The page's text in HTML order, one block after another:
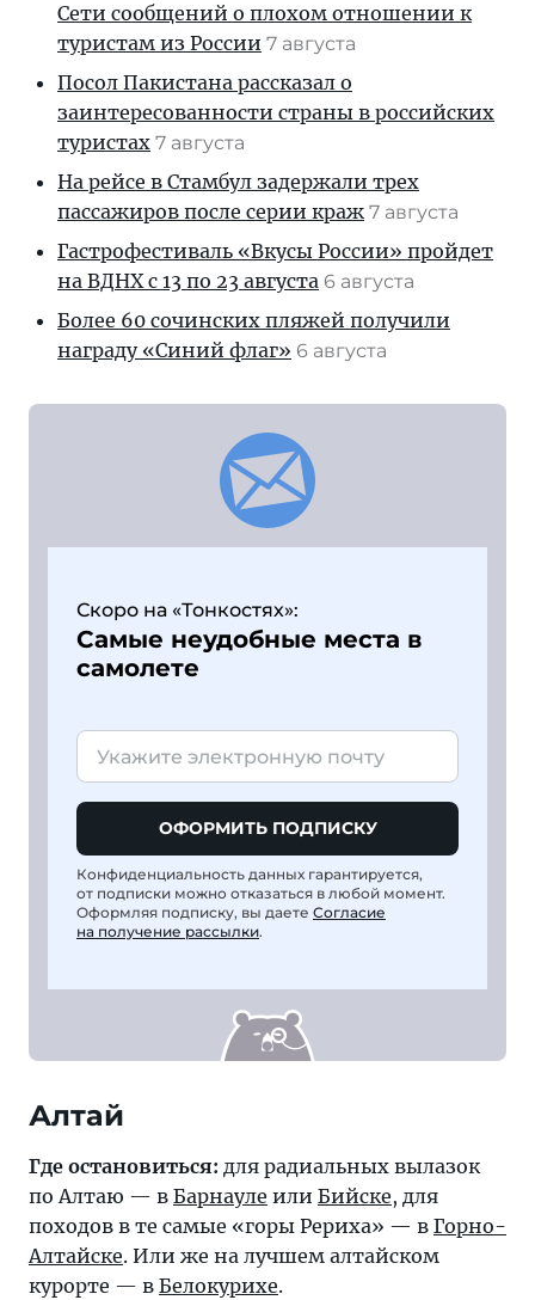
Сети сообщений о плохом отношении к
туристам из России 7 августа
Посол Пакистана рассказал о
заинтересованности страны в российских
туристах 7 августа
На рейсе в Стамбул задержали трех
пассажиров после серии краж 7 августа
Гастрофестиваль «Вкусы России» пройдет
на ВДНХ с 13 по 23 августа 6 августа
Более 60 сочинских пляжей получили
награду «Синий флаг» 6 августа
Скоро на «Тонкостях»:
Самые неудобные места в
самолете
ОФОРМИТЬ ПОДПИСКУ
Конфиденциальность данных гарантируется,
от подписки можно отказаться в любой момент.
Оформляя подписку, вы даете Согласие
на получение рассылки.
Алтай
Где остановиться: для радиальных вылазок
по Алтаю — в Барнауле или Бийске, для
походов в те самые «горы Рериха» — в Горно-
Алтайске. Или же на лучшем алтайском
курорте — в Белокурихе.